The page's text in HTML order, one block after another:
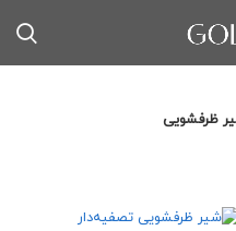
ظرفشویی